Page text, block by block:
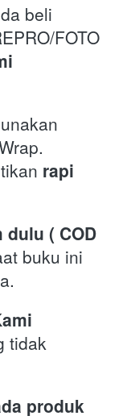
beli
FOTO
rapi
( COD
buku ini
tidak
produk